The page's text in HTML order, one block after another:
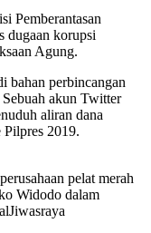
Pemberantasan
dugaan korupsi
Agung.
bahan perbincangan
akun Twitter
aliran dana
2019.
pelat merah
Widodo dalam